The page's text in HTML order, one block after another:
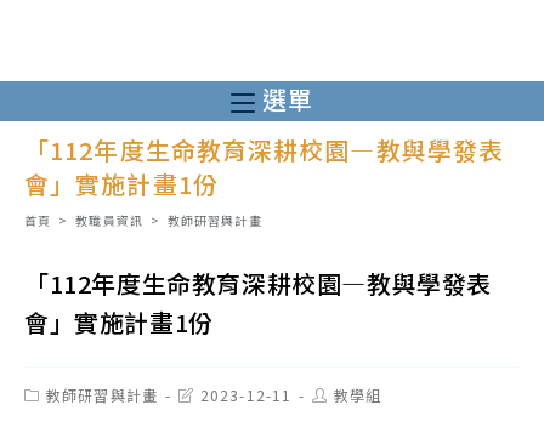
至
主
內
選單
「112年度生命教育深耕校園—教與學發表
會」實施計畫1份
首頁 > 教職員資訊 > 教師研習與計畫
「112年度生命教育深耕校園—教與學發表
會」實施計畫1份
Post教師研習與計畫
Post2023-12-11
Post教學組